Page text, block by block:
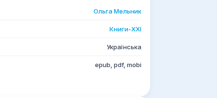
Ольга Мельник
Книги-ХХІ
Українська
epub, pdf, mobi